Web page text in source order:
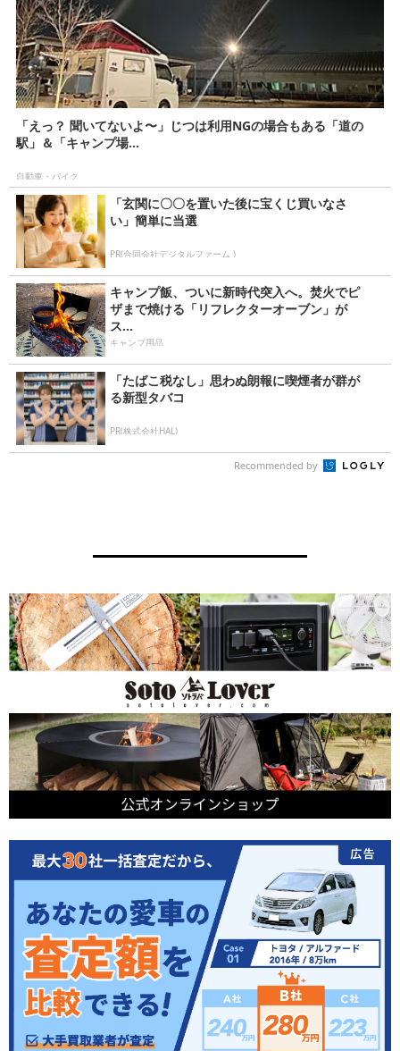
「えっ？ 聞いてないよ〜」じつは利用NGの場合もある「道の
駅」＆「キャンプ場...
自動車・バイク
「玄関に〇〇を置いた後に宝くじ買いなさ
い」簡単に当選
PR(合同会社デジタルファーム )
キャンプ飯、ついに新時代突入へ。焚火でピ
ザまで焼ける「リフレクターオーブン」が
ス...
キャンプ用品
「たばこ税なし」思わぬ朗報に喫煙者が群が
る新型タバコ
PR(株式会社HAL)
Recommended by